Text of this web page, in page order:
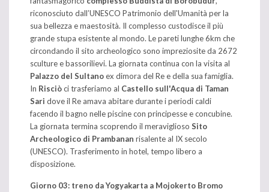
riconosciuto dall’UNESCO Patrimonio dell'Umanità per la
sua bellezza e maestosità. Il complesso custodisce il più
grande stupa esistente al mondo. Le pareti lunghe 6km che
circondando il sito archeologico sono impreziosite da 2672
sculture e bassorilievi. La giornata continua con la visita al
Palazzo del Sultanoex dimora del Re e della sua famiglia.
In Risciòci trasferiamo al Castello sull'Acqua di Taman
Sari dove il Re amava abitare durante i periodi caldi
facendo il bagno nelle piscine con principesse e concubine.
La giornata termina scoprendo il meraviglioso Sito
Archeologico di Prambanan risalente al IX secolo
(UNESCO). Trasferimento in hotel, tempo libero a
disposizione.
Giorno 03: treno da Yogyakarta a Mojokerto Bromo